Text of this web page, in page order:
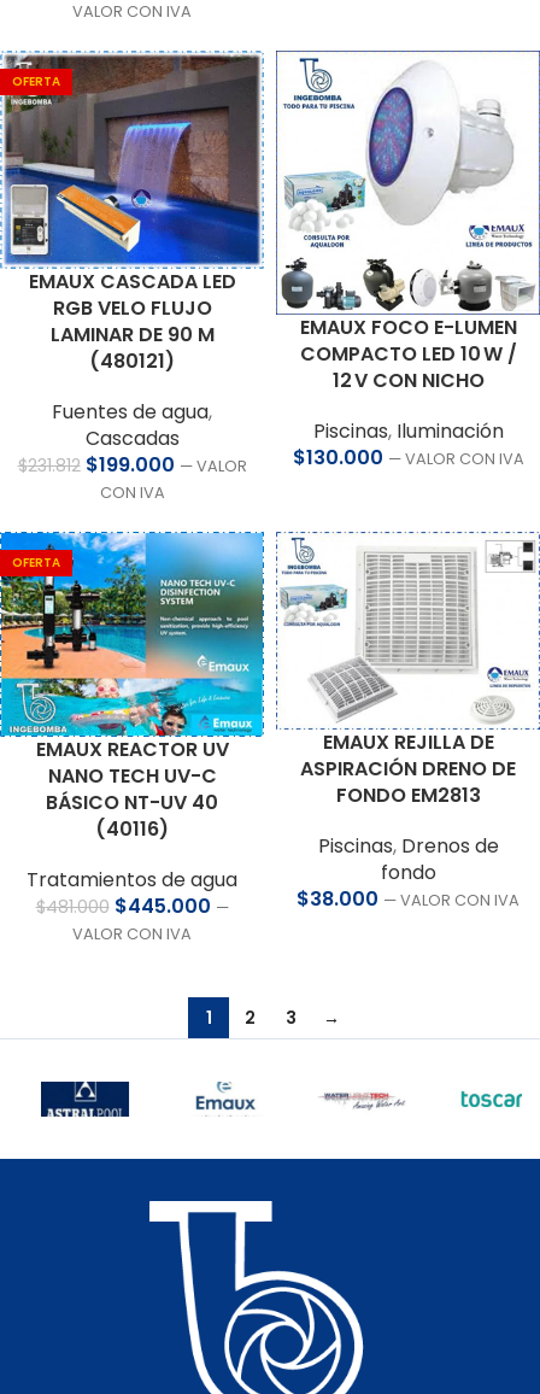
VALOR CON IVA
OFERTA
EMAUX CASCADA LED
RGB VELO FLUJO
LAMINAR DE 90 M
(480121)
Fuentes de agua,
Cascadas
$231.812 $199.000 — VALOR
CON IVA
EMAUX FOCO E-LUMEN
COMPACTO LED 10 W /
12 V CON NICHO
Piscinas, Iluminación
$130.000 — VALOR CON IVA
OFERTA
EMAUX REACTOR UV
NANO TECH UV-C
BÁSICO NT-UV 40
(40116)
Tratamientos de agua
$481.000 $445.000 —
VALOR CON IVA
EMAUX REJILLA DE
ASPIRACIÓN DRENO DE
FONDO EM2813
Piscinas, Drenos de
fondo
$38.000 — VALOR CON IVA
1 2 3 →